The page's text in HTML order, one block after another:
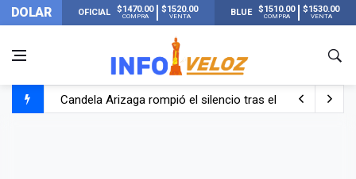
DOLAR OFICIAL $1470.00
COMPRA
$1520.00
VENTA BLUE $1510.00
COMPRA
$1530.00
VENTA
Candela Arizaga rompió el silencio tras el incidente con